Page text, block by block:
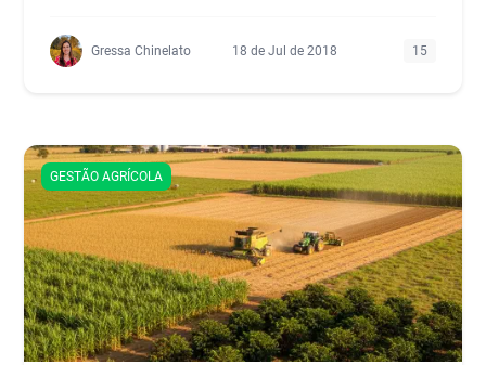
Gressa Chinelato 18 de Jul de 2018 15
GESTÃO AGRÍCOLA